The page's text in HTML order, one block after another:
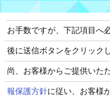
お手数ですが、下記項目へ
後に送信ボタンをクリック
尚、お客様からご提供いた
報保護方針に従い、お客様